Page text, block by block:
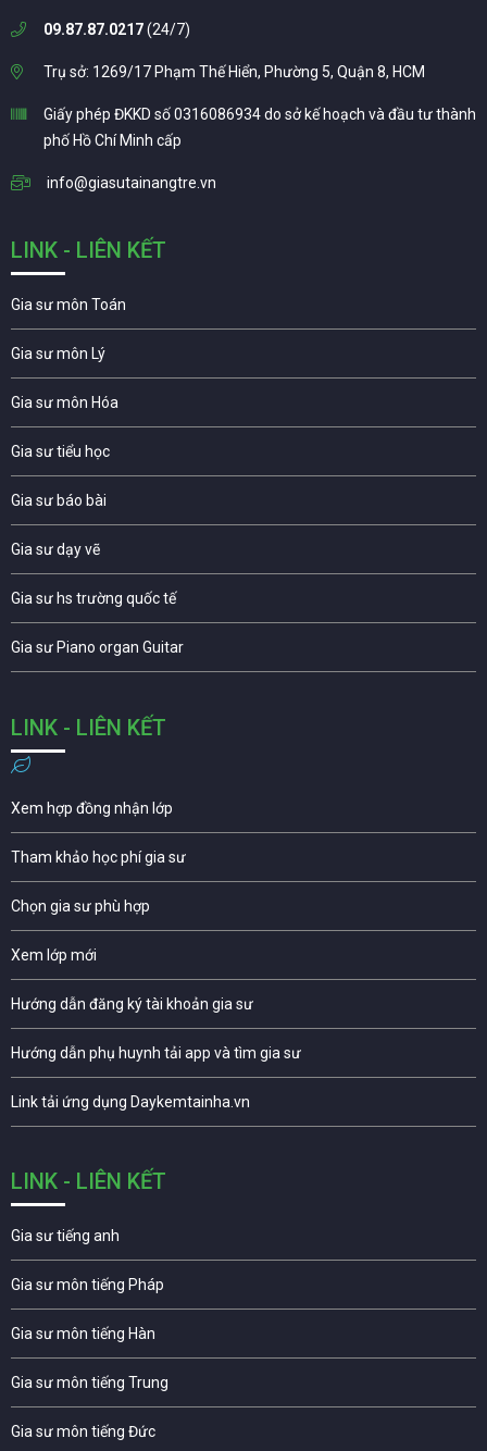
09.87.87.0217(24/7)
Trụ sở: 1269/17 Phạm Thế Hiển, Phường 5, Quận 8, HCM
Giấy phép ĐKKD số 0316086934 do sở kế hoạch và đầu tư thành
phố Hồ Chí Minh cấp
info@giasutainangtre.vn
LINK - LIÊN KẾT
Gia sư môn Toán
Gia sư môn Lý
Gia sư môn Hóa
Gia sư tiểu học
Gia sư báo bài
Gia sư dạy vẽ
Gia sư hs trường quốc tế
Gia sư Piano organ Guitar
LINK - LIÊN KẾT
Xem hợp đồng nhận lớp
Tham khảo học phí gia sư
Chọn gia sư phù hợp
Xem lớp mới
Hướng dẫn đăng ký tài khoản gia sư
Hướng dẫn phụ huynh tải app và tìm gia sư
Link tải ứng dụng Daykemtainha.vn
LINK - LIÊN KẾT
Gia sư tiếng anh
Gia sư môn tiếng Pháp
Gia sư môn tiếng Hàn
Gia sư môn tiếng Trung
Gia sư môn tiếng Đức